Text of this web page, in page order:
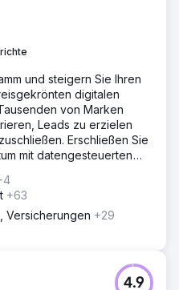
kein gutes
bei der
der Website-Gesundheit,
und Verbesserung der
Recherche und -
Begriffe für die
Integration in
Lokale SEO & Listings &
Website-Verkehrs
Platzierungen auf der
und Fallzahl aufgrund
und steigern Sie Ihren
digitalen
von Marken
Leads zu erzielen
Erschließen Sie
mit datengesteuerten
+63
Versicherungen +29
4.9